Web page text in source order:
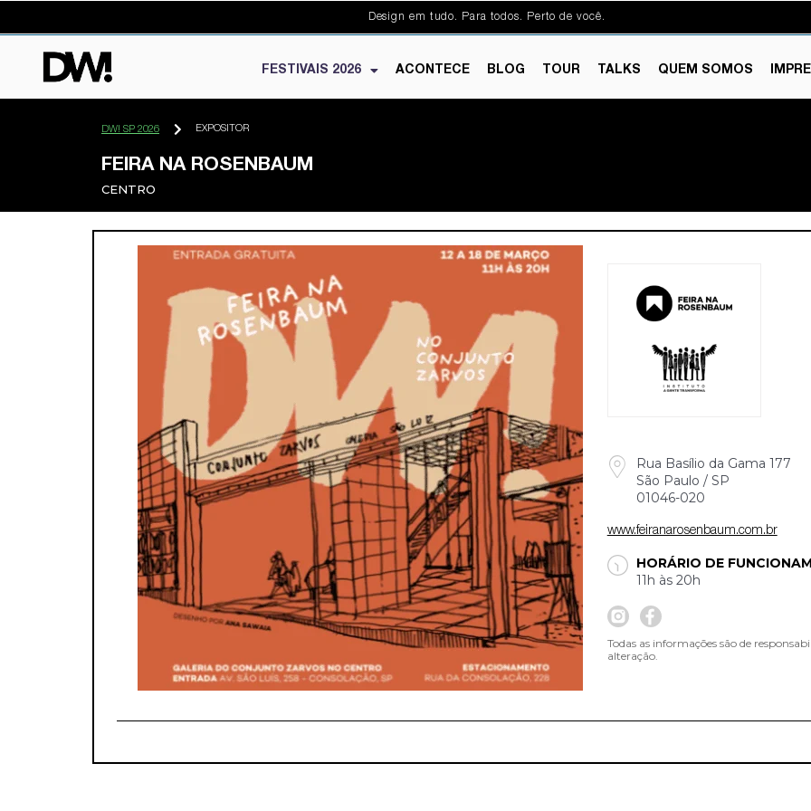
Design em tudo. Para todos. Perto de você.
FESTIVAIS 2026 ACONTECE BLOG TOUR TALKS QUEM SOMOS
DW! SP 2026 EXPOSITOR
FEIRA NA ROSENBAUM
CENTRO
Rua Basílio da Gama 177
São Paulo / SP
01046-020
www.feiranarosenbaum.com.br
HORÁRIO DE
11h às 20h
Todas as informações são de
alteração.